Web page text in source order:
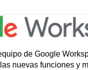
de Google
nuevas funciones y